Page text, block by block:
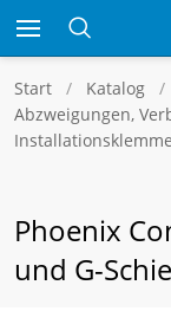
Start Katalog
Abzweigungen,
Phoenix
und G-